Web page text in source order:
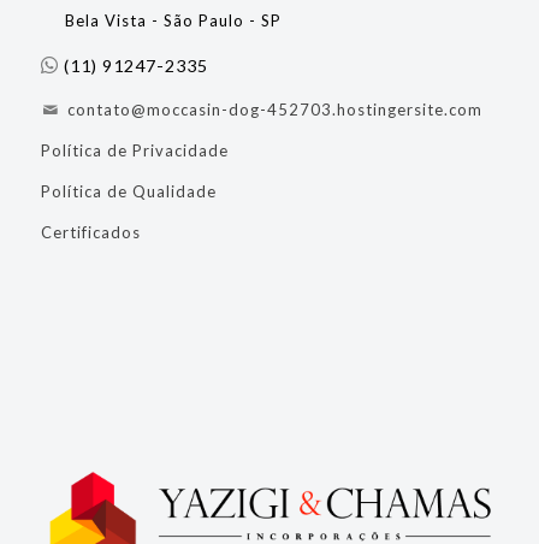
Bela Vista - São Paulo - SP
(11) 91247-2335
contato@moccasin-dog-452703.hostingersite.com
Política de Privacidade
Política de Qualidade
Certificados